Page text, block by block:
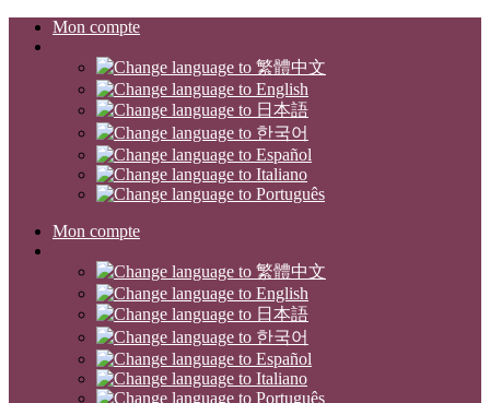
Mon compte
Mon compte